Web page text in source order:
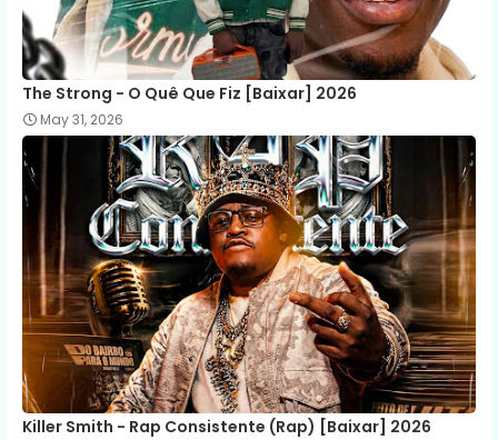
The Strong - O Quê Que Fiz [Baixar] 2026
May 31, 2026
Killer Smith - Rap Consistente (Rap) [Baixar] 2026